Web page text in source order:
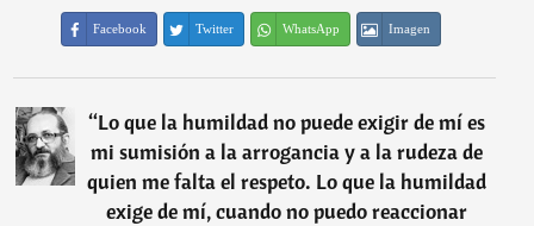
Facebook Twitter WhatsApp Imagen
“Lo que la humildad no puede exigir de mí es
mi sumisión a la arrogancia y a la rudeza de
quien me falta el respeto. Lo que la humildad
exige de mí, cuando no puedo reaccionar